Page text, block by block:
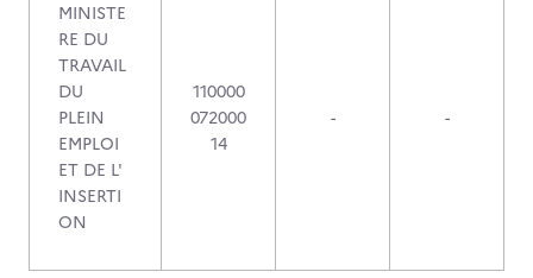
MINISTE
RE DU
TRAVAIL
DU
PLEIN
EMPLOI
ET DE L'
INSERTI
ON
110000
072000
14
- -